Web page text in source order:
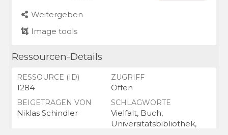
Weitergeben
Image tools
Ressourcen-Details
RESSOURCE (ID)
1284
ZUGRIFF
Offen
BEIGETRAGEN VON
Niklas Schindler
SCHLAGWORTE
Vielfalt, Buch,
Universitätsbibliothek,